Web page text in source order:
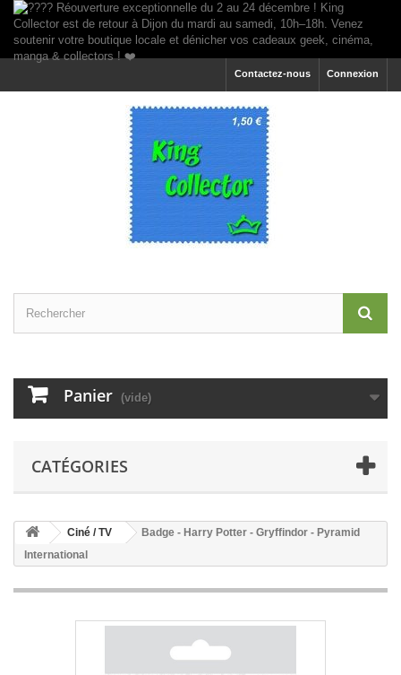
Connexion
Contactez-nous
Panier (vide)
CATÉGORIES
Ciné / TV
Badge - Harry Potter - Gryffindor - Pyramid
International